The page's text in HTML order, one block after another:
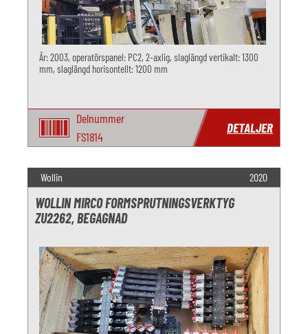
År: 2003, operatörspanel: PC2, 2-axlig, slaglängd vertikalt: 1300
mm, slaglängd horisontellt: 1200 mm
Delnummer
FS1814
DETALJER
Wollin 2020
WOLLIN MIRCO FORMSPRUTNINGSVERKTYG
ZU2262, BEGAGNAD